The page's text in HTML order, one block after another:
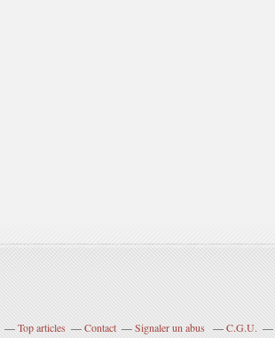
Top articles Contact Signaler un abus C.G.U.